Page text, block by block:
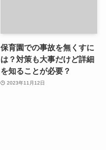
保育園での事故を無くすに
は？対策も大事だけど詳細
を知ることが必要？
2023年11月12日